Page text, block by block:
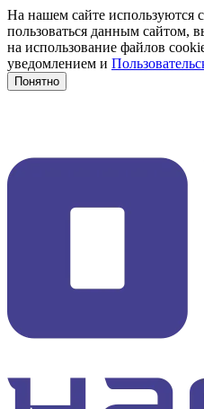
На нашем сайте используются
пользоваться данным сайтом,
на использование файлов
уведомлением и
Понятно